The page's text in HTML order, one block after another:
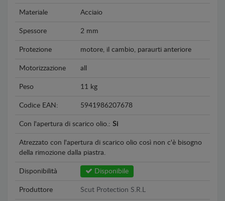
Materiale Acciaio
Spessore 2 mm
Protezione motore, il cambio, paraurti anteriore
Motorizzazione all
Peso 11 kg
Codice EAN: 5941986207678
Con l'apertura di scarico olio.: Si
Atrezzato con l'apertura di scarico olio così non c'è bisogno
della rimozione dalla piastra.
Disponibilità Disponibile
Produttore Scut Protection S.R.L